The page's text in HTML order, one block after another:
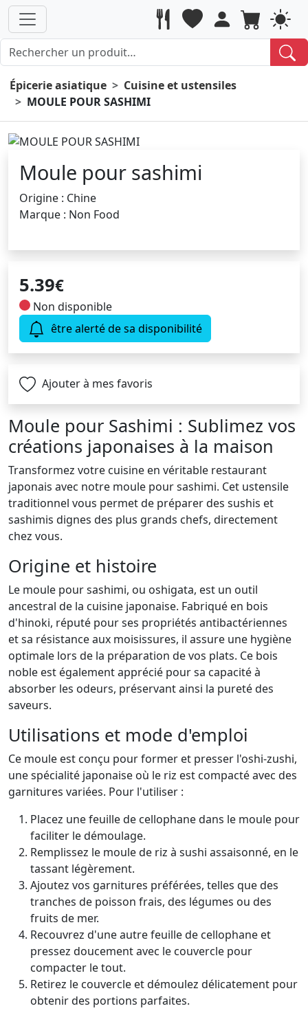
Épicerie asiatique
Cuisine et ustensiles
MOULE POUR SASHIMI
Moule pour sashimi
Origine : Chine
Marque : Non Food
5.39€
Non disponible
être alerté de sa disponibilité
Ajouter à mes favoris
Moule pour Sashimi : Sublimez vos
créations japonaises à la maison
Transformez votre cuisine en véritable restaurant
japonais avec notre moule pour sashimi. Cet ustensile
traditionnel vous permet de préparer des sushis et
sashimis dignes des plus grands chefs, directement
chez vous.
Origine et histoire
Le moule pour sashimi, ou oshigata, est un outil
ancestral de la cuisine japonaise. Fabriqué en bois
d'hinoki, réputé pour ses propriétés antibactériennes
et sa résistance aux moisissures, il assure une hygiène
optimale lors de la préparation de vos plats. Ce bois
noble est également apprécié pour sa capacité à
absorber les odeurs, préservant ainsi la pureté des
saveurs.
Utilisations et mode d'emploi
Ce moule est conçu pour former et presser l'oshi-zushi,
une spécialité japonaise où le riz est compacté avec des
garnitures variées. Pour l'utiliser :
Placez une feuille de cellophane dans le moule pour
faciliter le démoulage.
Remplissez le moule de riz à sushi assaisonné, en le
tassant légèrement.
Ajoutez vos garnitures préférées, telles que des
tranches de poisson frais, des légumes ou des
fruits de mer.
Recouvrez d'une autre feuille de cellophane et
pressez doucement avec le couvercle pour
compacter le tout.
Retirez le couvercle et démoulez délicatement pour
obtenir des portions parfaites.